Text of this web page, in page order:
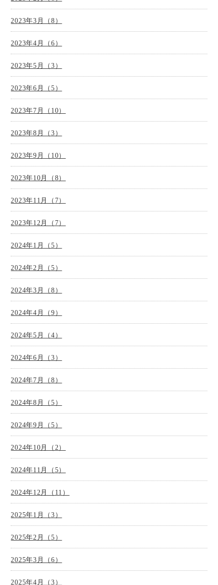
2023年3月（8）
2023年4月（6）
2023年5月（3）
2023年6月（5）
2023年7月（10）
2023年8月（3）
2023年9月（10）
2023年10月（8）
2023年11月（7）
2023年12月（7）
2024年1月（5）
2024年2月（5）
2024年3月（8）
2024年4月（9）
2024年5月（4）
2024年6月（3）
2024年7月（8）
2024年8月（5）
2024年9月（5）
2024年10月（2）
2024年11月（5）
2024年12月（11）
2025年1月（3）
2025年2月（5）
2025年3月（6）
2025年4月（3）